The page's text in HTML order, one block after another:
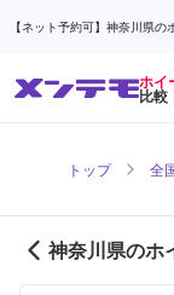
【ネット予約可】神奈川県
ホイ
比較
トップ 全
神奈川県のホ
紹介 (1ページ